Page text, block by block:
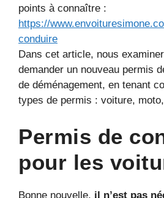
points à connaître :
https://
conduire
Dans cet article, nous
demander un nouveau permis
de déménagement, en tenant
types de permis : voiture,
Permis de
pour les
Bonne nouvelle, il n’est pas